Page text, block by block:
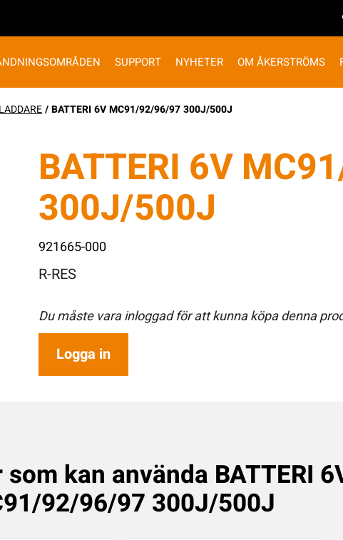
SUPPORT NYHETER OM ÅKERSTRÖMS
/ BATTERI 6V MC91/92/96/97 300J/500J
BATTERI 6V
300J/500J
921665-000
R-RES
Du måste vara inloggad för att kunna köpa denna
Logga in
kan använda BATTERI
92/96/97 300J/500J